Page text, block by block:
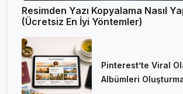
Resimden Yazı Kopyalama Nasıl
(Ücretsiz En İyi Yöntemler)
Pinterest’te Viral
Albümleri